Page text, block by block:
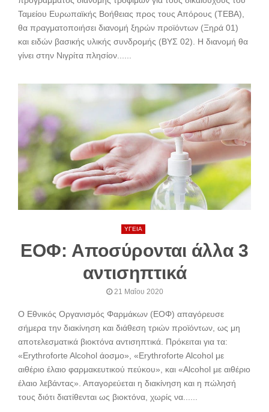
Ταμείου Ευρωπαϊκής Βοήθειας προς τους Απόρους (ΤΕΒΑ),
θα πραγματοποιήσει διανομή ξηρών προϊόντων (Ξηρά 01)
και ειδών βασικής υλικής συνδρομής (ΒΥΣ 02). Η διανομή θα
γίνει στην Νιγρίτα πλησίον......
ΥΓΕΙΑ
ΕΟΦ: Αποσύρονται άλλα 3
αντισηπτικά
21 Μαΐου 2020
Ο Εθνικός Οργανισμός Φαρμάκων (ΕΟΦ) απαγόρευσε
σήμερα την διακίνηση και διάθεση τριών προϊόντων, ως μη
αποτελεσματικά βιοκτόνα αντισηπτικά. Πρόκειται για τα:
«Erythroforte Alcohol άοσμο», «Erythroforte Alcohol με
αιθέριο έλαιο φαρμακευτικού πεύκου», και «Alcohol με αιθέριο
έλαιο λεβάντας». Απαγορεύεται η διακίνηση και η πώλησή
τους διότι διατίθενται ως βιοκτόνα, χωρίς να......